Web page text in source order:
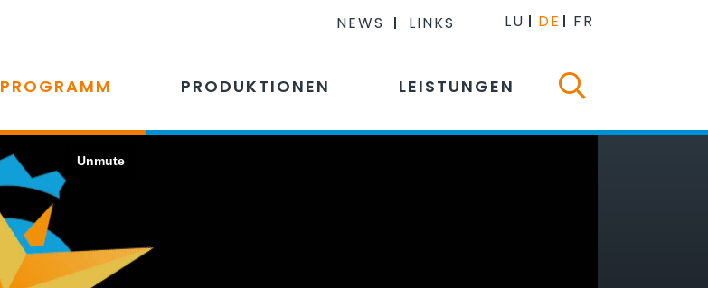
NEWS LINKS LU DE FR
PROGRAMM PRODUKTIONEN LEISTUNGEN